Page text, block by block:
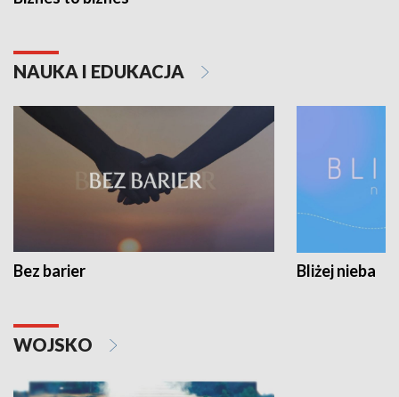
NAUKA I EDUKACJA
Bez barier Bliżej nieba
WOJSKO